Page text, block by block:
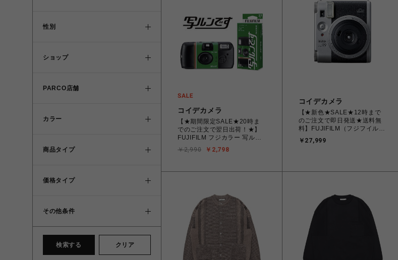
性別
ショップ
PARCO店舗
カラー
商品タイプ
価格タイプ
その他条件
検索する クリア
コイデカメラ
【★期間限定SALE★20時ま
でのご注文で翌日出荷！★】
FUJIFILM フジカラー 写ルン
り レンズ付きフィルム
￥2,798
￥2,990
コイデカメラ
【★新色★SALE★12時まで
のご注文で即日発送★送料無
料】FUJIFILM（フジフイル
mini99 シルバー
￥27,999